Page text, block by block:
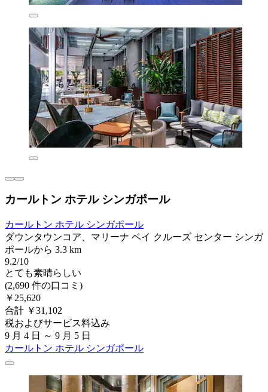
カールトン ホテル シンガポール
カールトン ホテル シンガポール
ダウンタウンコア、マリーナ ベイ クルーズ センター シンガ
ポールから 3.3 km
9.2/10
とても素晴らしい
(2,690 件の口コミ)
￥25,620
合計 ￥31,102
税およびサービス料込み
9 月 4 日 ～ 9 月 5 日
カールトン ホテル シンガポール